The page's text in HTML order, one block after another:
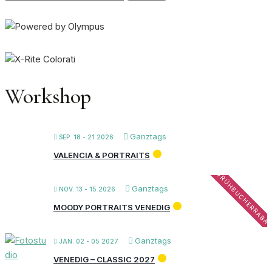
Workshop
SEP. 18 - 21 2026
Ganztags
VALENCIA & PORTRAITS
NOV. 13 - 15 2026 Ganztags
MOODY PORTRAITS VENEDIG
JAN. 02 - 05 2027
Ganztags
VENEDIG – CLASSIC 2027